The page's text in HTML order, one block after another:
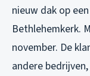
nieuw dak op
Bethlehemkerk.
november. De
andere